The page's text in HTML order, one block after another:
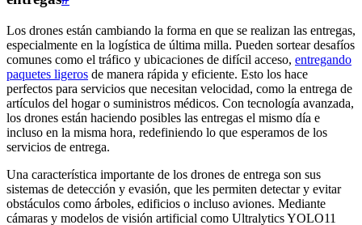
Los drones están cambiando la forma en que se realizan las entregas,
especialmente en la logística de última milla. Pueden sortear desafíos
comunes como el tráfico y ubicaciones de difícil acceso, entregando
paquetes ligeros de manera rápida y eficiente. Esto los hace
perfectos para servicios que necesitan velocidad, como la entrega de
artículos del hogar o suministros médicos. Con tecnología avanzada,
los drones están haciendo posibles las entregas el mismo día e
incluso en la misma hora, redefiniendo lo que esperamos de los
servicios de entrega.
Una característica importante de los drones de entrega son sus
sistemas de detección y evasión, que les permiten detectar y evitar
obstáculos como árboles, edificios o incluso aviones. Mediante
cámaras y modelos de visión artificial como Ultralytics YOLO11